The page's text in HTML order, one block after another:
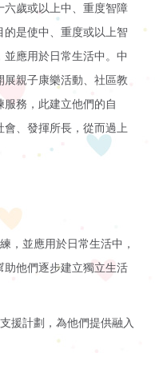
六歲或以上中、重度智障
的是使中、重度或以上智
應用於日常生活中。中
親子康樂活動、社區教
務，此建立他們的自
、發揮所長，從而過上
，並應用於日常生活中，
助他們逐步建立獨立生活
援計劃，為他們提供融入